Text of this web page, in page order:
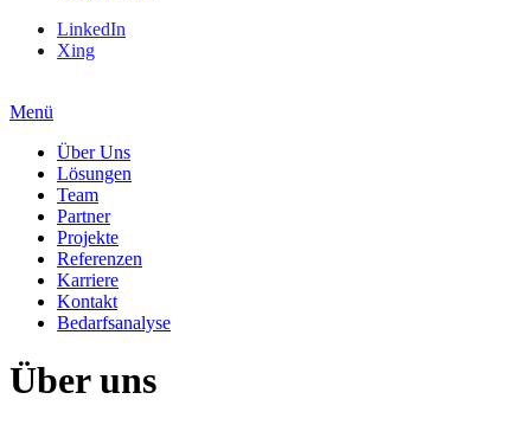
LinkedIn
Xing
Menü
Über Uns
Lösungen
Team
Partner
Projekte
Referenzen
Karriere
Kontakt
Bedarfsanalyse
Über uns